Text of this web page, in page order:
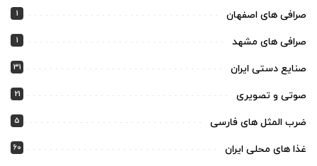
صرافی های اصفهان 1
صرافی های مشهد 1
صنایع دستی ایران 31
صوتی و تصویری 21
ضرب المثل های فارسی 5
غذا های محلی ایران 60